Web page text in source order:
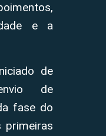
e a
de
de
fase do
primeiras